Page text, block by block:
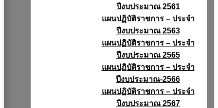
ปีงบประมาณ 2561
แผนปฏิบัติราชการ – ประจำ
ปีงบประมาณ 2563
แผนปฏิบัติราชการ – ประจำ
ปีงบประมาณ 2565
แผนปฏิบัติราชการ – ประจำ
ปีงบประมาณ-2566
แผนปฏิบัติราชการ – ประจำ
ปีงบประมาณ 2567